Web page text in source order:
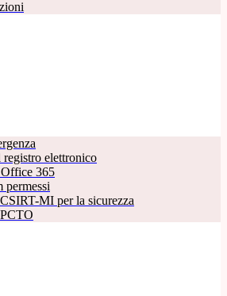
registro elettronico
365
permessi
MI per la sicurezza